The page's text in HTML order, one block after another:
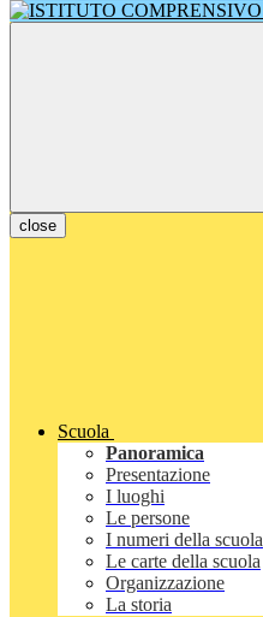
close
Scuola
Panoramica
Presentazione
I luoghi
Le persone
I numeri della scuola
Le carte della scuola
Organizzazione
La storia